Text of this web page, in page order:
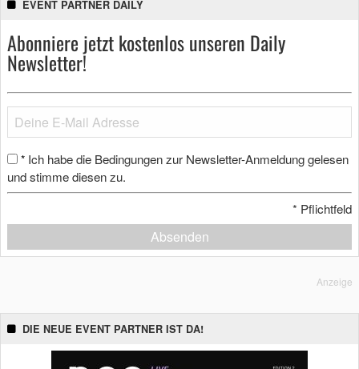
EVENT PARTNER DAILY
Abonniere jetzt kostenlos unseren Daily
Newsletter!
* Ich habe die Bedingungen zur Newsletter-Anmeldung gelesen
und stimme diesen zu.
* Pflichtfeld
Absenden
Anzeige
DIE NEUE EVENT PARTNER IST DA!